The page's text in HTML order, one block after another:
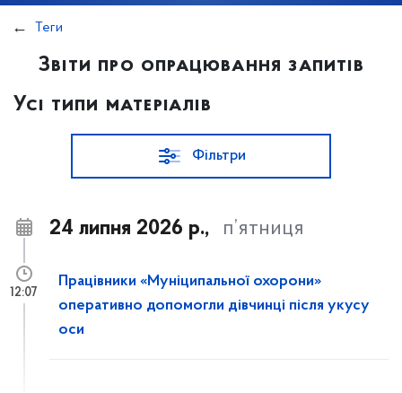
Теги
Звіти про опрацювання запитів
Усі типи матеріалів
Фільтри
24 липня 2026 р., п’ятниця
Працівники «Муніципальної охорони»
оперативно допомогли дівчинці після укусу
оси
12:07